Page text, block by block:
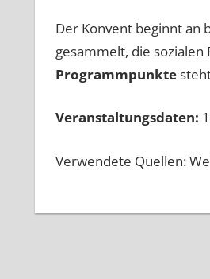
Der Konvent beginnt an
gesammelt, die
Programmpunkte
Veranstaltungsdaten:
Verwendete Quellen: